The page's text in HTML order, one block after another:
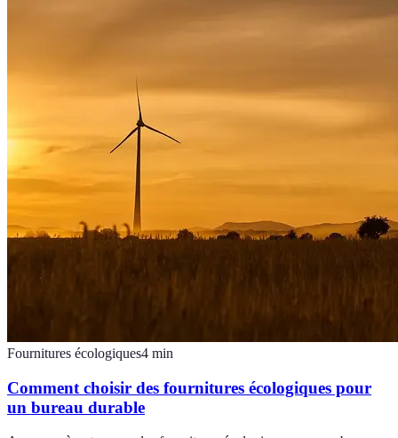
Fournitures écologiques4 min
Comment choisir des fournitures écologiques pour
un bureau durable